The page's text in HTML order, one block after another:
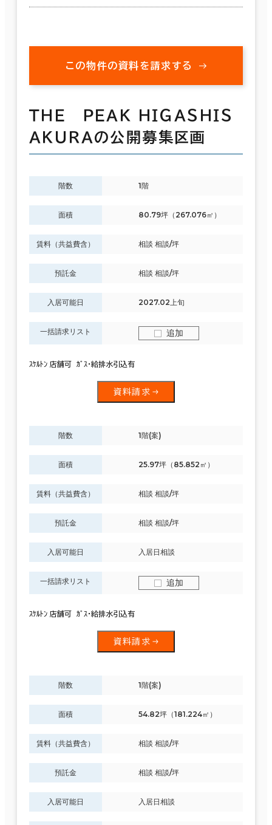
この物件の資料を請求する
ＴＨＥ ＰＥＡＫ ＨＩＧＡＳＨＩＳ
ＡＫＵＲＡの公開募集区画
階数 1階
面積 80.79坪（267.076㎡）
賃料（共益費含） 相談 相談/坪
預託金 相談 相談/坪
入居可能日 2027.02上旬
一括請求リスト 追加
ｽｹﾙﾄﾝ 店舗可 ｶﾞｽ・給排水引込有
資料請求
階数 1階(案)
面積 25.97坪（85.852㎡）
賃料（共益費含） 相談 相談/坪
預託金 相談 相談/坪
入居可能日 入居日相談
一括請求リスト 追加
ｽｹﾙﾄﾝ 店舗可 ｶﾞｽ・給排水引込有
資料請求
階数 1階(案)
面積 54.82坪（181.224㎡）
賃料（共益費含） 相談 相談/坪
預託金 相談 相談/坪
入居可能日 入居日相談